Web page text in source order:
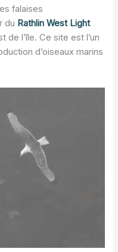
falaises
du Rathlin West Light
de l’île. Ce site est l’un
d’oiseaux marins